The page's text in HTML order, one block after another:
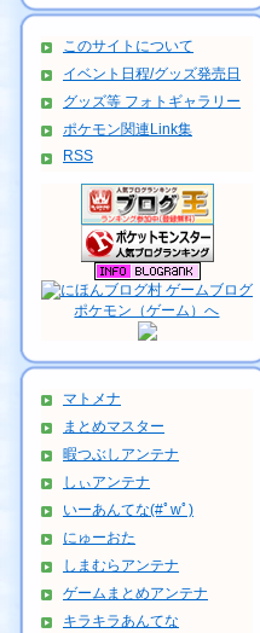
このサイトについて
イベント日程/グッズ発売日
グッズ等 フォトギャラリー
ポケモン関連Link集
RSS
マトメナ
まとめマスター
暇つぶしアンテナ
しぃアンテナ
いーあんてな(#ﾟwﾟ)
にゅーおた
しまむらアンテナ
ゲームまとめアンテナ
キラキラあんてな